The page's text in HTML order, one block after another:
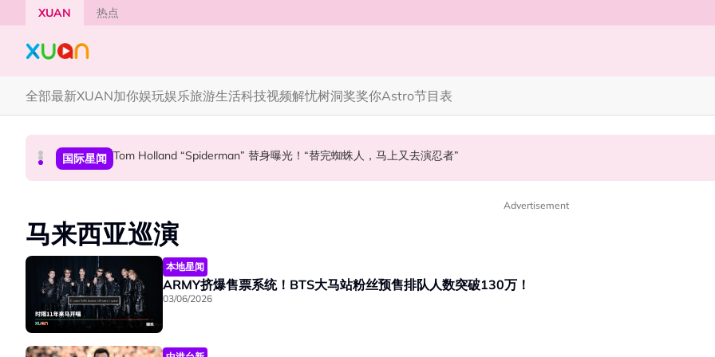
Skip to main content
XUAN 热点
全部最新XUAN加你娱玩娱乐旅游生活科技视频解忧树洞奖奖你Astro节目表
中港台新 范玮琪大马开唱！一家四口来马 黑人公开寻美食介绍“可以推荐一下吗？”
本地星闻 Henn国贤 “Aunty Henn 脱口秀专场 《笑笑笑笑丧》”！10月31日登场
国际星闻 Tom Holland “Spiderman” 替身曝光！“替完蜘蛛人，马上又去演忍者”
Advertisement
马来西亚巡演
本地星闻
ARMY挤爆售票系统！BTS大马站粉丝预售排队人数突破130万！
03/06/2026